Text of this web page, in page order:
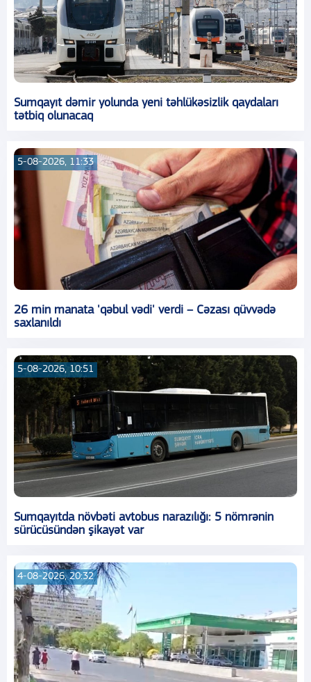
Sumqayıt dəmir yolunda yeni təhlükəsizlik qaydaları
tətbiq olunacaq
5-08-2026, 11:33
26 min manata 'qəbul vədi' verdi – Cəzası qüvvədə
saxlanıldı
5-08-2026, 10:51
Sumqayıtda növbəti avtobus narazılığı: 5 nömrənin
sürücüsündən şikayət var
4-08-2026, 20:32